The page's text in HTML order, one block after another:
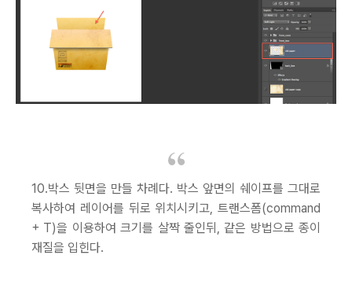
10.박스 뒷면을 만들 차례다. 박스 앞면의 쉐이프를 그대로
복사하여 레이어를 뒤로 위치시키고, 트랜스폼(command
+ T)을 이용하여 크기를 살짝 줄인뒤, 같은 방법으로 종이
재질을 입힌다.